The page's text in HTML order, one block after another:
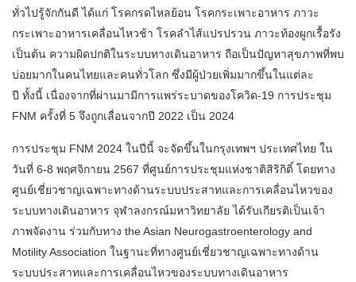
ทั่วไปรู้จักกันดี ได้แก่ โรคกรดไหลย้อน โรคกระเพาะอาหาร ภาวะ
กระเพาะอาหารเคลื่อนไหวช้า โรคลำไส้แปรปรวน ภาวะท้องผูกเรื้อรัง
เป็นต้น ความผิดปกติในระบบทางเดินอาหาร ถือเป็นปัญหาสุขภาพที่พบ
บ่อยมากในคนไทยและคนทั่วโลก ซึ่งมีผู้ป่วยเพิ่มมากขึ้นในแต่ละ
ปี ทั้งนี้ เนื่องจากที่ผ่านมามีการแพร่ระบาดของโควิด-19 การประชุม
FNM ครั้งที่ 5 จึงถูกเลื่อนจากปี 2022 เป็น 2024
การประชุม FNM 2024 ในปีนี้ จะจัดขึ้นในกรุงเทพฯ ประเทศไทย ใน
วันที่ 6-8 พฤศจิกายน 2567 ที่ศูนย์การประชุมแห่งชาติสิริกิติ์ โดยทาง
ศูนย์เชี่ยวชาญเฉพาะทางด้านระบบประสาทและการเคลื่อนไหวของ
ระบบทางเดินอาหาร จุฬาลงกรณ์มหาวิทยาลัย ได้รับเกียรติเป็นเจ้า
ภาพจัดงาน ร่วมกับทาง the Asian Neurogastroenterology and
Motility Association ในฐานะที่ทางศูนย์เชี่ยวชาญเฉพาะทางด้าน
ระบบประสาทและการเคลื่อนไหวของระบบทางเดินอาหาร